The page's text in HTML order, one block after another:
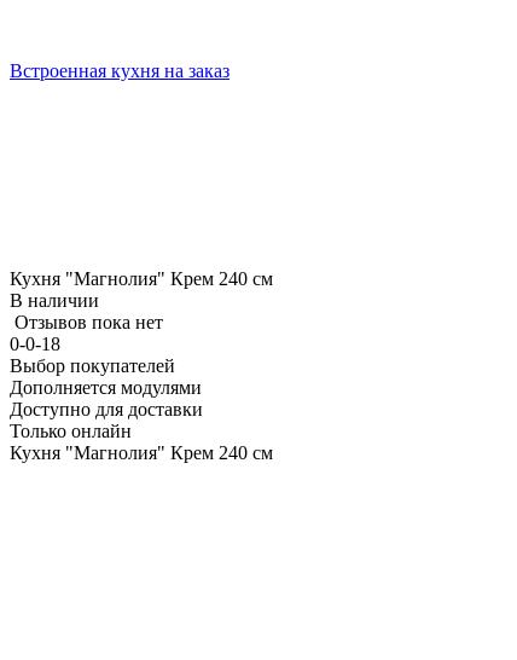
Встроенная кухня на заказ
Кухня "Магнолия" Крем 240 см
В наличии
Отзывов пока нет
0-0-18
Выбор покупателей
Дополняется модулями
Доступно для доставки
Только онлайн
Кухня "Магнолия" Крем 240 см